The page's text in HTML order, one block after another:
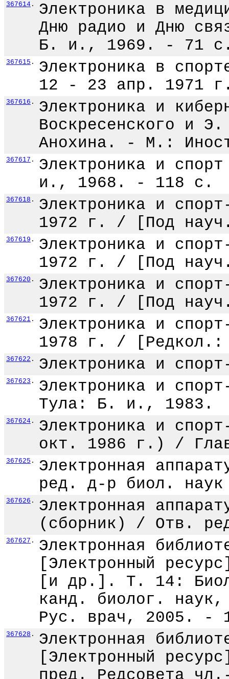
367614 .
Электроника в
Дню радио и Дню
Б. и., 1969. - 71
367615 .
Электроника в
12 - 23 апр. 1971
367616 .
Электроника и
Воскресенского и
Анохина. - М.:
367617 .
Электроника и
и., 1968. - 118 с.
367618 .
Электроника и
1972 г. / [Под
367619 .
Электроника и
1972 г. / [Под
367620 .
Электроника и
1972 г. / [Под
367621 .
Электроника и
1978 г. /
367622 . Электроника и
367623 .
Электроника и
Тула: Б. и., 1983.
367624 .
Электроника и
окт. 1986 г.) /
367625 .
Электронная
ред. д-р биол.
367626 .
Электронная
(сборник) / Отв.
367627 .
Электронная
[Электронный
[и др.]. Т. 14:
канд. биолог.
Рус. врач, 2005. - 1
367628 .
Электронная
[Электронный
пред. Редсовета